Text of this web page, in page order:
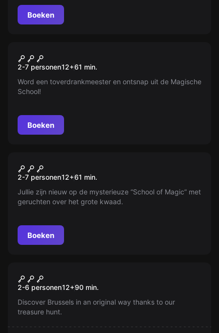
Boeken
Nieuw
Harry Potter® ‘School der
Magie’ © gebaseerd
2-7 personen12+61 min.
Word een toverdrankmeester en ontsnap uit de Magische
School!
Boeken
Nieuw
Harry Potter® ‘Mysterie Van
De School der Magie’ ©
gebaseerd
2-7 personen12+61 min.
Jullie zijn nieuw op de mysterieuze “School of Magic” met
geruchten over het grote kwaad.
Boeken
Nieuw
The Secret Of The Manneken
Pis
2-6 personen12+90 min.
Discover Brussels in an original way thanks to our
treasure hunt.